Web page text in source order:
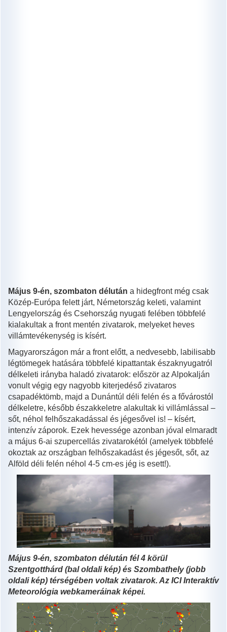
Május 9-én, szombaton délután a hidegfront még csak
Közép-Európa felett járt, Németország keleti, valamint
Lengyelország és Csehország nyugati felében többfelé
kialakultak a front mentén zivatarok, melyeket heves
villámtevékenység is kísért.
Magyarországon már a front előtt, a nedvesebb, labilisabb
légtömegek hatására többfelé kipattantak északnyugatról
délkeleti irányba haladó zivatarok: először az Alpokalján
vonult végig egy nagyobb kiterjedéső zivataros
csapadéktömb, majd a Dunántúl déli felén és a fővárostól
délkeletre, később északkeletre alakultak ki villámlással –
sőt, néhol felhőszakadással és jégesővel is! – kísért,
intenzív záporok. Ezek hevessége azonban jóval elmaradt
a május 6-ai szupercellás zivatarokétól (amelyek többfelé
okoztak az országban felhőszakadást és jégesőt, sőt, az
Alföld déli felén néhol 4-5 cm-es jég is esett!).
Május 9-én, szombaton délután fél 4 körül
Szentgotthárd (bal oldali kép) és Szombathely (jobb
oldali kép) térségében voltak zivatarok. Az ICI Interaktív
Meteorológia webkameráinak képei.